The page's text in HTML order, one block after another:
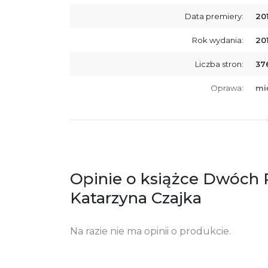
Data premiery:
Rok wydania:
Liczba stron:
Oprawa:
Ostrzeżenia oraz informacje dotyczące
Opinie o książce Dwóch
Katarzyna Czajka
Na razie nie ma opinii o produkcie.